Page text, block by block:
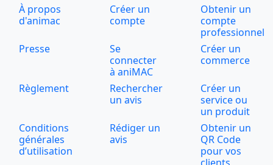
À propos
d'animac
Créer un
compte
Obtenir un
compte
professionnel
Presse
Se
connecter
à aniMAC
Créer un
commerce
Règlement
Rechercher
un avis
Créer un
service ou
un produit
Conditions
générales
d’utilisation
Rédiger un
avis
Obtenir un
QR Code
pour vos